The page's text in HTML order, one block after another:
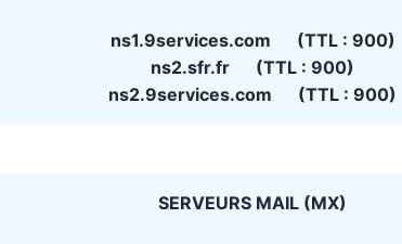
ns1.9services.com (TTL : 900)
ns2.sfr.fr (TTL : 900)
ns2.9services.com (TTL : 900)
SERVEURS MAIL (MX)